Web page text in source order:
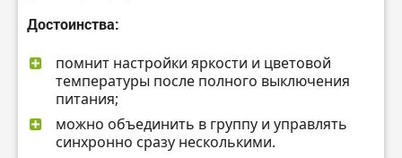
Достоинства:
помнит настройки яркости и цветовой
температуры после полного выключения
питания;
можно объединить в группу и управлять
синхронно сразу несколькими.